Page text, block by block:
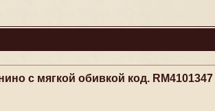
с мягкой обивкой код. RM4101347